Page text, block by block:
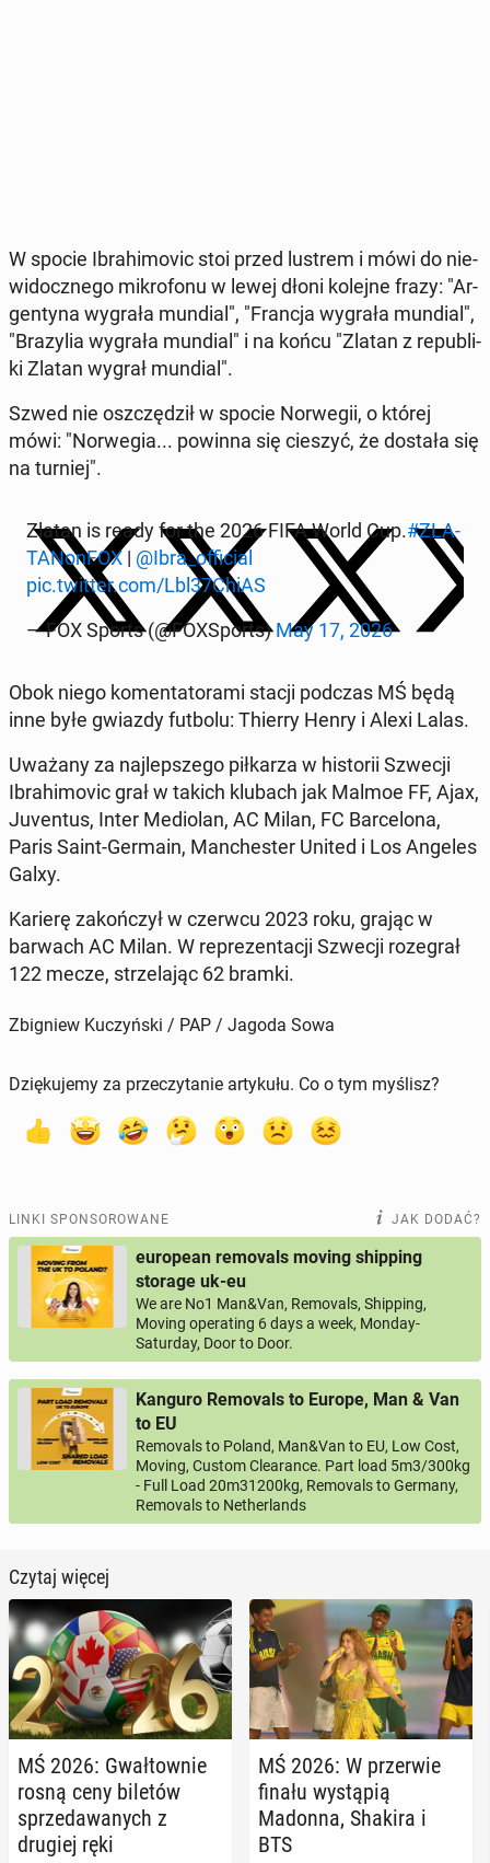
W spocie Ibra­hi­mo­vic stoi przed lustrem i mówi do nie­
wi­docz­ne­go mi­kro­fo­nu w lewej dłoni kolejne frazy: "Ar­
gen­ty­na wygrała mundial", "Francja wygrała mundial",
"Bra­zy­lia wygrała mundial" i na końcu "Zlatan z re­pu­bli­
ki Zlatan wygrał mundial".
Szwed nie oszczę­dził w spocie Nor­we­gii, o której
mówi: "Nor­we­gia... powinna się cieszyć, że dostała się
na turniej".
Zlatan is ready for the 2026 FIFA World Cup.#ZLA­
TA­Non­FOX | @Ibra_of­fi­cial
pic.twitter.com/Lbl37ChiAS
— FOX Sports (@FO­XSports)May 17, 2026
Obok niego ko­men­ta­to­ra­mi stacji podczas MŚ będą
inne byłe gwiazdy futbolu: Thierry Henry i Alexi Lalas.
Uważany za naj­lep­sze­go pił­ka­rza w hi­sto­rii Szwecji
Ibra­hi­mo­vic grał w takich klubach jak Malmoe FF, Ajax,
Ju­ven­tus, Inter Me­dio­lan, AC Milan, FC Bar­ce­lo­na,
Paris Saint-Germain, Man­che­ster United i Los Angeles
Galxy.
Karierę za­koń­czył w czerwcu 2023 roku, grając w
barwach AC Milan. W re­pre­zen­ta­cji Szwecji ro­ze­grał
122 mecze, strze­la­jąc 62 bramki.
Zbigniew Kuczyński / PAP / Jagoda Sowa
Dziękujemy za przeczytanie artykułu. Co o tym myślisz?
LINKI SPONSOROWANE JAK DODAĆ?
european removals moving shipping
storage uk-eu
We are No1 Man&Van, Removals, Shipping,
Moving operating 6 days a week, Monday-
Saturday, Door to Door.
Kanguro Removals to Europe, Man & Van
to EU
Removals to Poland, Man&Van to EU, Low Cost,
Moving, Custom Clearance. Part load 5m3/300kg
- Full Load 20m31200kg, Removals to Germany,
Removals to Netherlands
Czytaj więcej
MŚ 2026: Gwał­tow­nie
rosną ceny biletów
sprze­da­wa­nych z
drugiej ręki
MŚ 2026: W prze­rwie
finału wy­stą­pią
Madonna, Shakira i
BTS